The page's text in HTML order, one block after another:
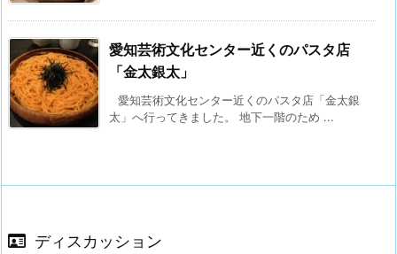
愛知芸術文化センター近くのパスタ店
「金太銀太」
愛知芸術文化センター近くのパスタ店「金太銀
太」へ行ってきました。 地下一階のため ...
ディスカッション